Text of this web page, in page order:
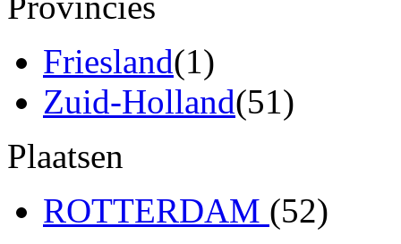
Friesland(1)
Zuid-Holland(51)
Plaatsen
ROTTERDAM (52)